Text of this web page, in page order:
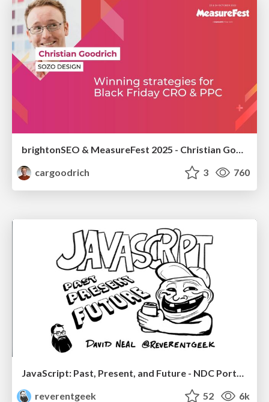
cargoodrich
3 760
JavaScript: Past, Present, and Future - NDC Porto 2020
reverentgeek
52 6k